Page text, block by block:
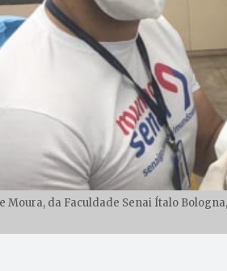
Moura, da Faculdade Senai Ítalo